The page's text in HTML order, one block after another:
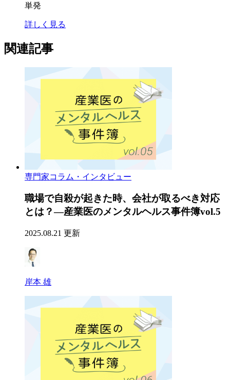
単発
詳しく見る
関連記事
専門家コラム・インタビュー
職場で自殺が起きた時、会社が取るべき対応
とは？―産業医のメンタルヘルス事件簿vol.5
2025.08.21 更新
岸本 雄